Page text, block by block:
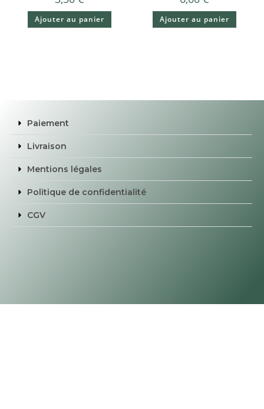
Ajouter au panier Ajouter au panier
Paiement
Livraison
Mentions légales
Politique de confidentialité
CGV